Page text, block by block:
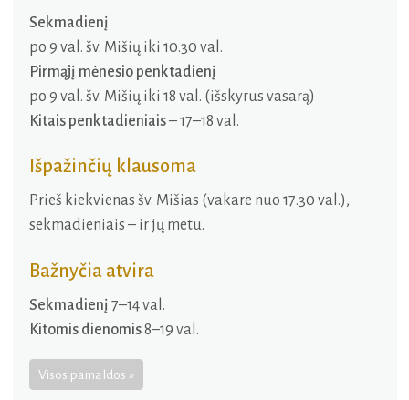
Sekmadienį
po 9 val. šv. Mišių iki 10.30 val.
Pirmąjį mėnesio penktadienį
po 9 val. šv. Mišių iki 18 val. (išskyrus vasarą)
Kitais penktadieniais– 17–18 val.
Išpažinčių klausoma
Prieš kiekvienas šv. Mišias (vakare nuo 17.30 val.),
sekmadieniais – ir jų metu.
Bažnyčia atvira
Sekmadienį 7–14 val.
Kitomis dienomis8–19 val.
Visos pamaldos